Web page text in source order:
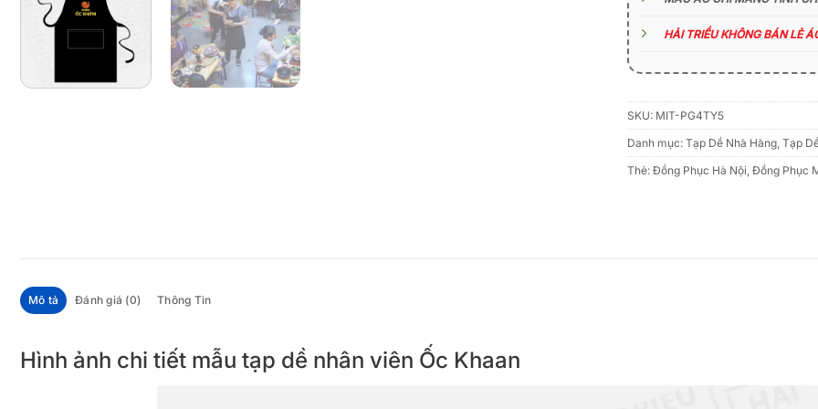
HẢI TRIỀU KHÔNG BÁN LẺ
SKU: MIT-PG4TY5
Danh mục: Tạp Dề Nhà Hàng, Tạp
Thẻ: Đồng Phục Hà Nội, Đồng Phục
Mô tả Đánh giá (0) Thông Tin
Hình ảnh chi tiết mẫu tạp dề nhân viên Ốc Khaan